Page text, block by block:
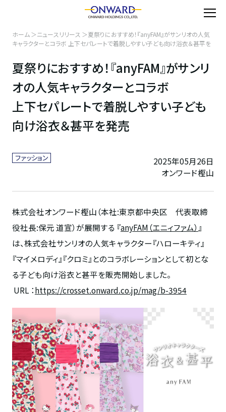
ホーム ニュースリリース
夏祭りにおすすめ！『anyFAM』がサンリオの人気
キャラクターとコラボ 上下セパレートで着脱しやすい子ども向け浴衣＆甚平を
夏祭りにおすすめ！『anyFAM』がサンリ
オの人気キャラクターとコラボ
上下セパレートで着脱しやすい子ども
向け浴衣＆甚平を発売
ファッション
2025年05月26日
オンワード樫山
株式会社オンワード樫山（本社:東京都中央区 代表取締
役社長:保元 道宣）が展開する 『anyFAM（エニィファム） 』
は、株式会社サンリオの人気キャラクター『ハローキティ』
『マイメロディ』『クロミ』とのコラボレーションとして初とな
る子ども向け浴衣と甚平を販売開始しました。
URL ：https://crosset.onward.co.jp/mag/b-3954